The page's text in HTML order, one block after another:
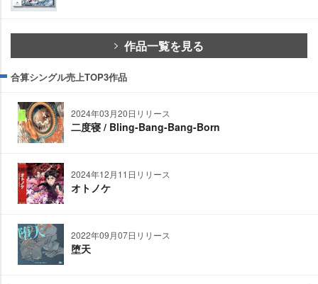
作品一覧を見る
合算シングル売上TOP3作品
2024年03月20日リリース
二度寝 / Bling-Bang-Bang-Born
2024年12月11日リリース
オトノケ
2022年09月07日リリース
堕天